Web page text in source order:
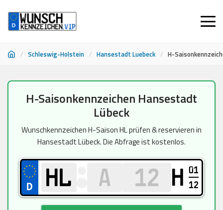
/ Schleswig-Holstein / Hansestadt Luebeck / H-
H-Saisonkennzeichen Hansestadt
Lübeck
Wunschkennzeichen H-Saison HL prüfen & reservieren in
Hansestadt Lübeck. Die Abfrage ist kostenlos.
H 01
12